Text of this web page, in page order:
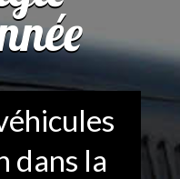
dans la